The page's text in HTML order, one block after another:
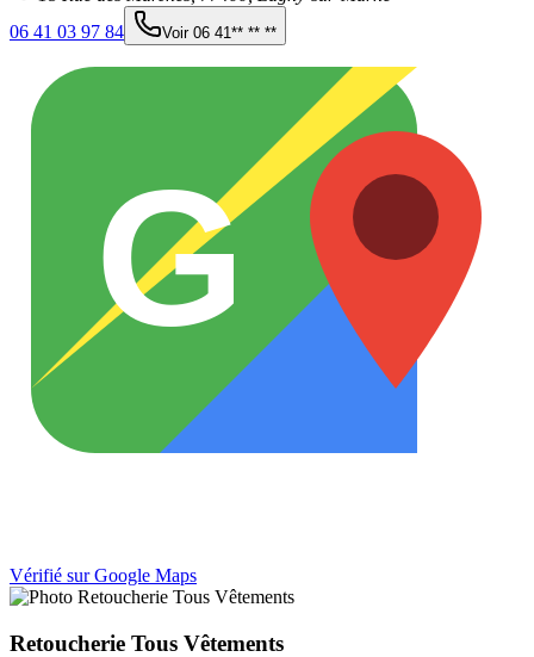
06 41 03 97 84
Voir 06 41** ** **
G
Vérifié sur Google Maps
Retoucherie Tous Vêtements